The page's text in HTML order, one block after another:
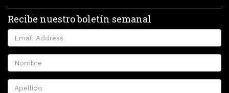
Recibe nuestro boletín semanal